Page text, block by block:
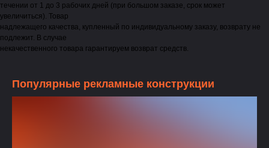
течении от 1 до 3 рабочих дней (при большом заказе, срок может
увеличиться). Товар
надлежащего качества, купленный по индивидуальному заказу, возврату не
подлежит. В случае
некачественного товара гарантируем возврат средств.
Популярные рекламные конструкции